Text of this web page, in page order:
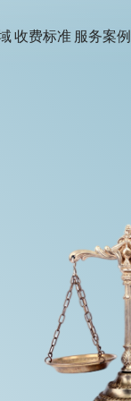
收费标准 服务案例